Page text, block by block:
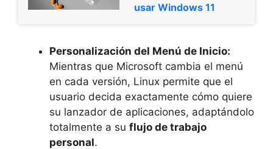
usar Windows 11
Personalización del Menú de Inicio:
Mientras que Microsoft cambia el menú
en cada versión, Linux permite que el
usuario decida exactamente cómo quiere
su lanzador de aplicaciones, adaptándolo
totalmente a su flujo de trabajo
personal.